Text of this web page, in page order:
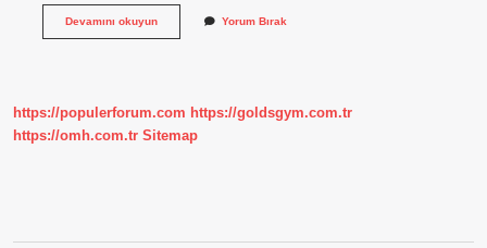
Devamını okuyunEfrud
Yorum Bırak
https://populerforum.com https://goldsgym.com.tr
https://omh.com.tr Sitemap